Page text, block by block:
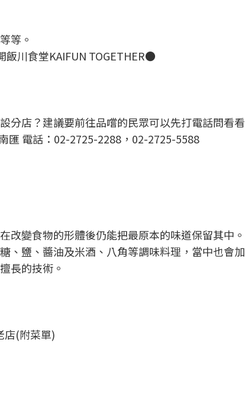
等。
飯川食堂KAIFUN TOGETHER●
分店？建議要前往品嚐的民眾可以先打電話問看看
匯 電話：02-2725-2288，02-2725-5588
改變食物的形體後仍能把最原本的味道保留其中。
、鹽、醬油及米酒、八角等調味料理，當中也會加
長的技術。
店(附菜單)